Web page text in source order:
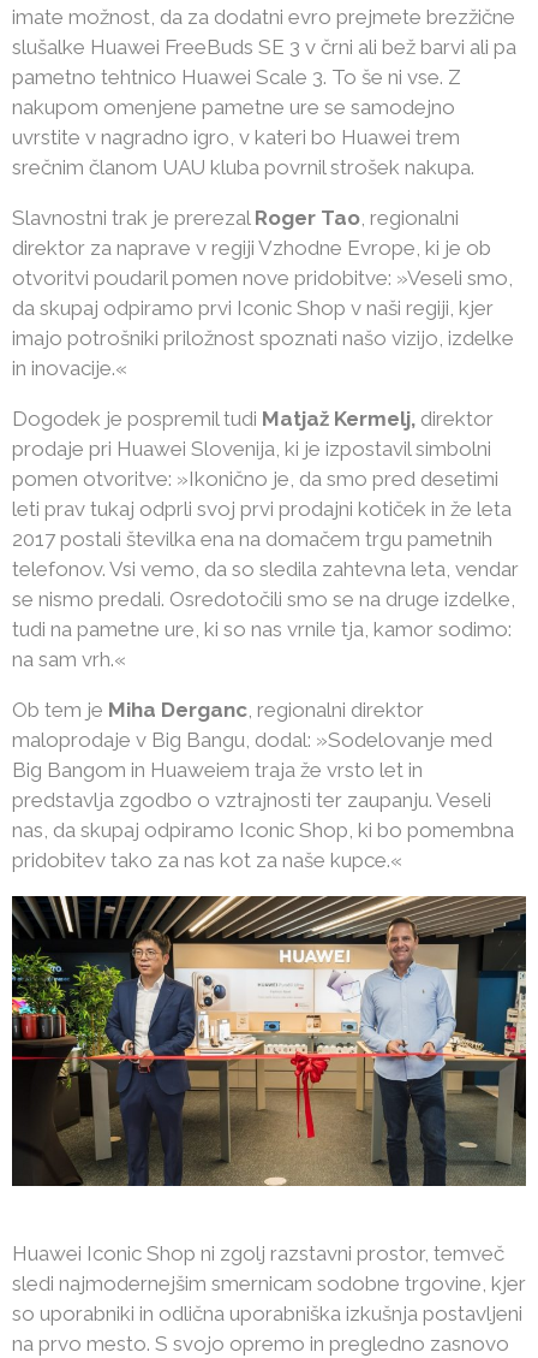
imate možnost, da za dodatni evro prejmete brezžične
slušalke Huawei FreeBuds SE 3 v črni ali bež barvi ali pa
pametno tehtnico Huawei Scale 3. To še ni vse. Z
nakupom omenjene pametne ure se samodejno
uvrstite v nagradno igro, v kateri bo Huawei trem
srečnim članom UAU kluba povrnil strošek nakupa.
Slavnostni trak je prerezal Roger Tao, regionalni
direktor za naprave v regiji Vzhodne Evrope, ki je ob
otvoritvi poudaril pomen nove pridobitve: »Veseli smo,
da skupaj odpiramo prvi Iconic Shop v naši regiji, kjer
imajo potrošniki priložnost spoznati našo vizijo, izdelke
in inovacije.«
Dogodek je pospremil tudi Matjaž Kermelj, direktor
prodaje pri Huawei Slovenija, ki je izpostavil simbolni
pomen otvoritve: »Ikonično je, da smo pred desetimi
leti prav tukaj odprli svoj prvi prodajni kotiček in že leta
2017 postali številka ena na domačem trgu pametnih
telefonov. Vsi vemo, da so sledila zahtevna leta, vendar
se nismo predali. Osredotočili smo se na druge izdelke,
tudi na pametne ure, ki so nas vrnile tja, kamor sodimo:
na sam vrh.«
Ob tem je Miha Derganc, regionalni direktor
maloprodaje v Big Bangu, dodal: »Sodelovanje med
Big Bangom in Huaweiem traja že vrsto let in
predstavlja zgodbo o vztrajnosti ter zaupanju. Veseli
nas, da skupaj odpiramo Iconic Shop, ki bo pomembna
pridobitev tako za nas kot za naše kupce.«
Huawei Iconic Shop ni zgolj razstavni prostor, temveč
sledi najmodernejšim smernicam sodobne trgovine, kjer
so uporabniki in odlična uporabniška izkušnja postavljeni
na prvo mesto. S svojo opremo in pregledno zasnovo